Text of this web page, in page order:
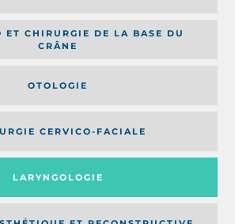
ET CHIRURGIE DE LA BASE DU
CRÂNE
OTOLOGIE
CERVICO-FACIALE
LARYNGOLOGIE